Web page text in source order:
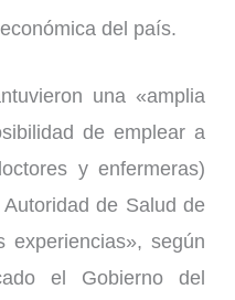
del país.
una «amplia
de emplear a
y enfermeras)
de Salud de
experiencias», según
el Gobierno del